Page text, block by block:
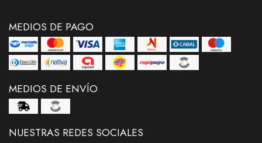
MEDIOS DE PAGO
MEDIOS DE ENVÍO
NUESTRAS REDES SOCIALES